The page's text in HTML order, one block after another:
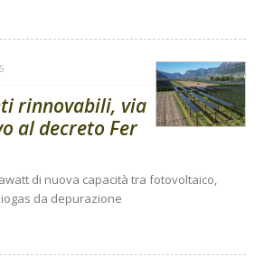
rinnovabili, via
al decreto Fer
di nuova capacità tra fotovoltaico,
da depurazione